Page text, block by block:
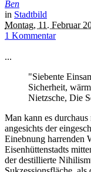
Ben
in Stadtbild
Montag, 11. Februar
1 Kommentar
...
"Siebente
Sicherheit,
Nietzsche, Die
Man kann es
angesichts der
Einebnung harrenden
Eisenhüttenstadts
der destillierte